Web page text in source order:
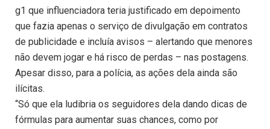
g1 que influenciadora teria justificado em depoimento
que fazia apenas o serviço de divulgação em contratos
de publicidade e incluía avisos – alertando que menores
não devem jogar e há risco de perdas – nas postagens.
Apesar disso, para a polícia, as ações dela ainda são
ilícitas.
“Só que ela ludibria os seguidores dela dando dicas de
fórmulas para aumentar suas chances, como por